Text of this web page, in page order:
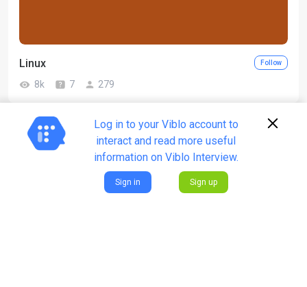
Linux Follow
8k 7 279
1 2 3 4 5 6
Log in to your Viblo account to
interact and read more useful
information on Viblo Interview.
Sign in Sign up